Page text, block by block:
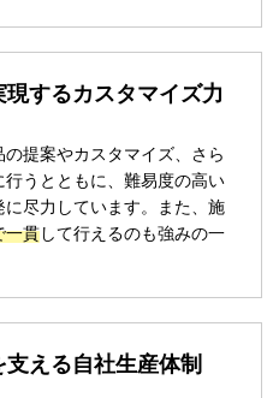
するカスタマイズ力
提案やカスタマイズ、さら
うとともに、難易度の高い
尽力しています。また、施
一貫して行えるのも強みの一
える自社生産体制